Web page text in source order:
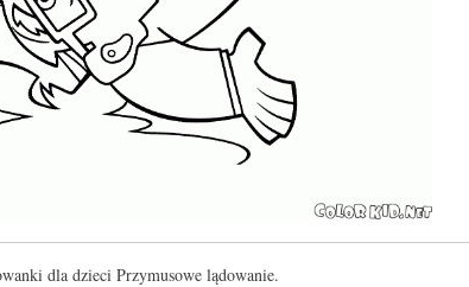
dla dzieci Przymusowe lądowanie.